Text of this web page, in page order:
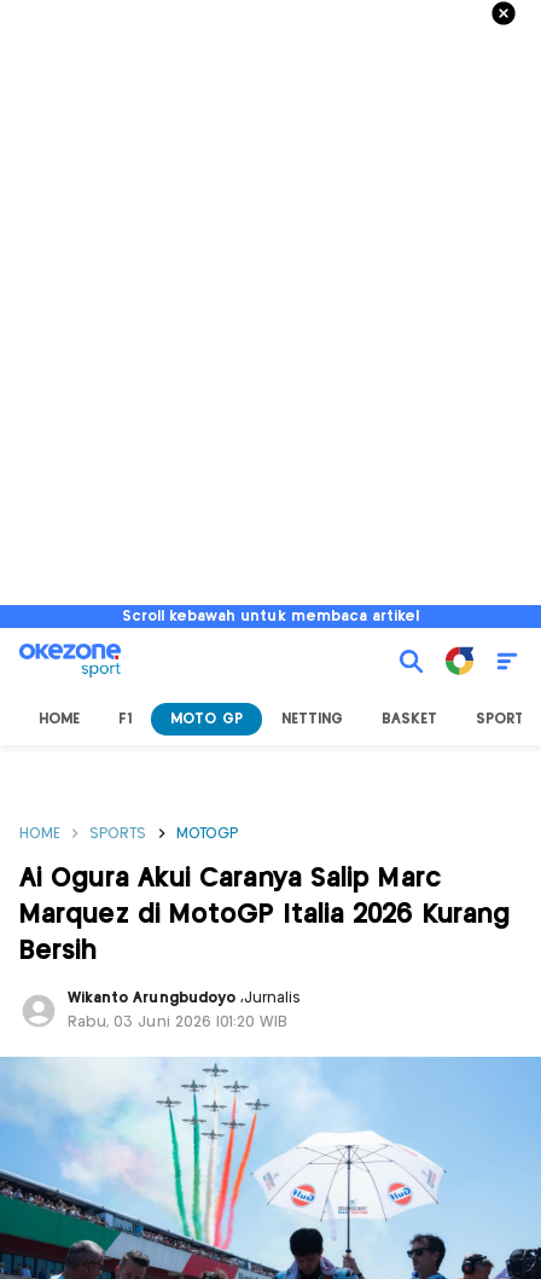
Scroll kebawah untuk membaca artikel
HOME F1 MOTO GP NETTING BASKET SPORT
HOME SPORTS MOTOGP
Ai Ogura Akui Caranya Salip Marc
Marquez di MotoGP Italia 2026 Kurang
Bersih
Wikanto Arungbudoyo ,Jurnalis
Rabu, 03 Juni 2026 |01:20 WIB